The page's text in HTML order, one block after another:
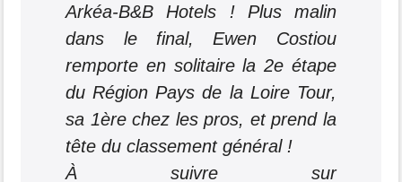
Arkéa-B&B Hotels ! Plus malin
dans le final, Ewen Costiou
remporte en solitaire la 2e étape
du Région Pays de la Loire Tour,
sa 1ère chez les pros, et prend la
tête du classement général !
À suivre sur